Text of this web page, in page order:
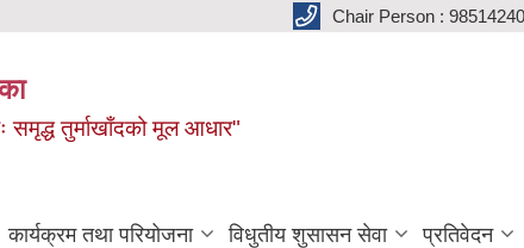
Chair Person :
समृद्ध तुर्माखाँदको मूल आधार"
कार्यक्रम तथा परियोजना विधुतीय शुसासन सेवा प्रतिवेदन